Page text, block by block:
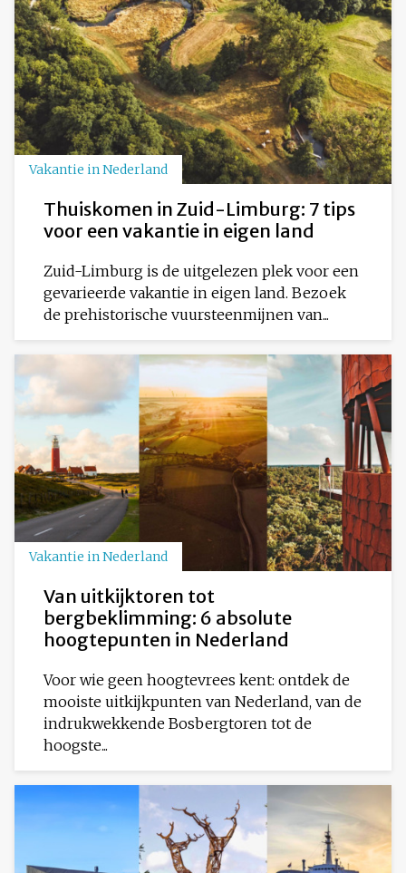
Vakantie in Nederland
Thuiskomen in Zuid-Limburg: 7 tips
voor een vakantie in eigen land
Zuid-Limburg is de uitgelezen plek voor een
gevarieerde vakantie in eigen land. Bezoek
de prehistorische vuursteenmijnen van...
Vakantie in Nederland
Van uitkijktoren tot
bergbeklimming: 6 absolute
hoogtepunten in Nederland
Voor wie geen hoogtevrees kent: ontdek de
mooiste uitkijkpunten van Nederland, van de
indrukwekkende Bosbergtoren tot de
hoogste...